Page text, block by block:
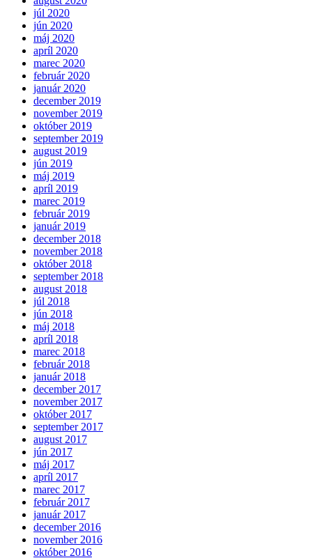
júl 2020
jún 2020
máj 2020
apríl 2020
marec 2020
február 2020
január 2020
december 2019
november 2019
október 2019
september 2019
august 2019
jún 2019
máj 2019
apríl 2019
marec 2019
február 2019
január 2019
december 2018
november 2018
október 2018
september 2018
august 2018
júl 2018
jún 2018
máj 2018
apríl 2018
marec 2018
február 2018
január 2018
december 2017
november 2017
október 2017
september 2017
august 2017
jún 2017
máj 2017
apríl 2017
marec 2017
február 2017
január 2017
december 2016
november 2016
október 2016